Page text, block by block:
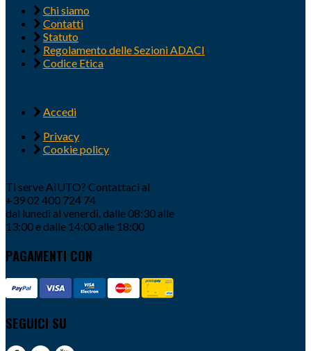
Chi siamo
Contatti
Statuto
Regolamento delle Sezioni ADACI
Codice Etica
Accedi
Privacy
Cookie policy
Ti serve AIUTO? Contattaci al
+39 02 400 724 74
dal lunedì al venerdì, dalle 08:30 alle
13:00 e dalle 14:00 alle 18:00
PAGAMENTI CON
SEGUICI SU